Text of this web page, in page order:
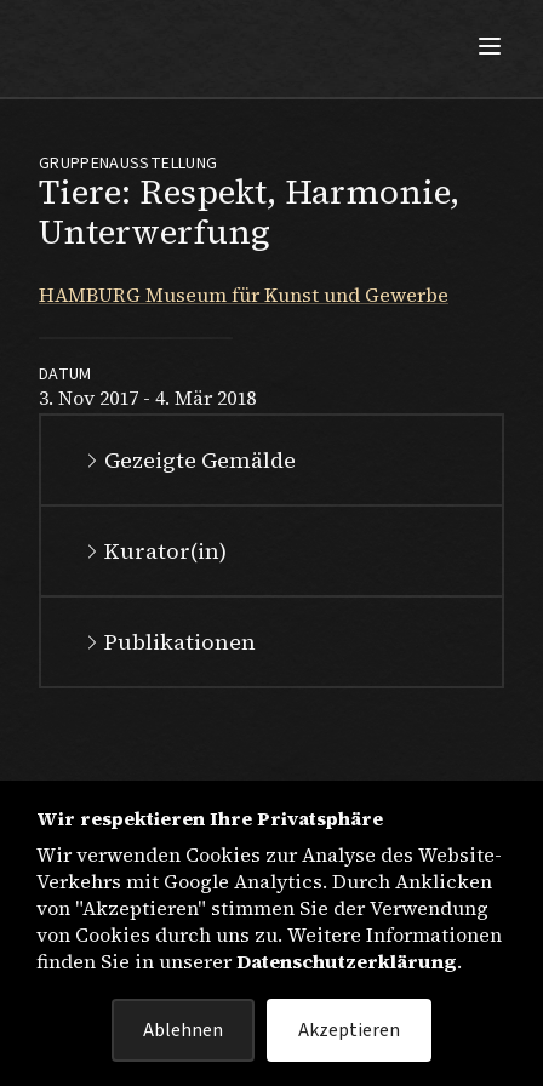
Tiere: Respekt, Harmonie,
Unterwerfung
GRUPPENAUSSTELLUNG
HAMBURG Museum für Kunst und Gewerbe
DATUM
3. Nov 2017 - 4. Mär 2018
Gezeigte Gemälde
Kurator(in)
Publikationen
DATENSCHUTZ
Wir respektieren Ihre Privatsphäre
Wir verwenden Cookies zur Analyse des Website-
Verkehrs mit Google Analytics. Durch Anklicken
von "Akzeptieren" stimmen Sie der Verwendung
von Cookies durch uns zu. Weitere Informationen
finden Sie in unsererDatenschutzerklärung.
Ablehnen Akzeptieren